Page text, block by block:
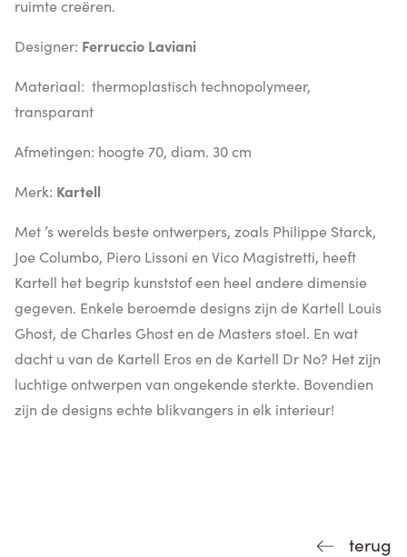
ruimte creëren.
Designer: Ferruccio Laviani
Materiaal: thermoplastisch technopolymeer,
transparant
Afmetingen: hoogte 70, diam. 30 cm
Merk: Kartell
Met ’s werelds beste ontwerpers, zoals Philippe Starck,
Joe Columbo, Piero Lissoni en Vico Magistretti, heeft
Kartell het begrip kunststof een heel andere dimensie
gegeven. Enkele beroemde designs zijn de Kartell Louis
Ghost, de Charles Ghost en de Masters stoel. En wat
dacht u van de Kartell Eros en de Kartell Dr No? Het zijn
luchtige ontwerpen van ongekende sterkte. Bovendien
zijn de designs echte blikvangers in elk interieur!
terug